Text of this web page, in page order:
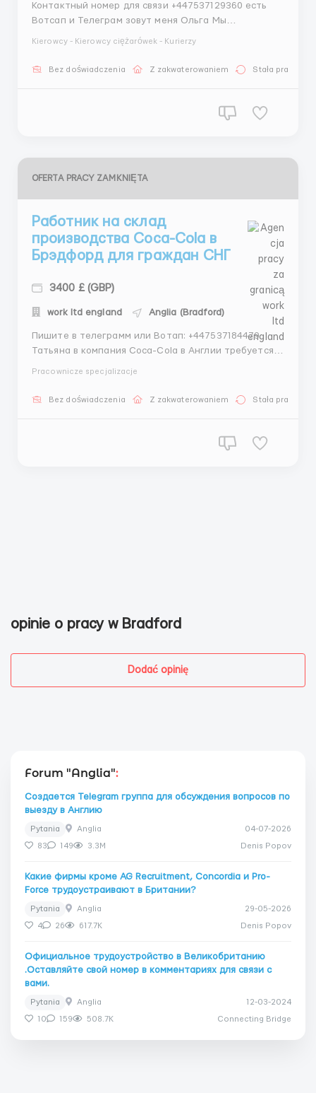
Контактный номер для связи +447537129360 есть
Вотсап и Телеграм зовут меня Ольга Мы
предлагаем Вам вакансию водителя погрузчика.
Высокаяя зароботная плата. Жильё
Kierowcy - Kierowcy ciężarówek - Kurierzy
Bez doświadczenia Z zakwaterowaniem Stała praca
OFERTA PRACY ZAMKNIĘTA
Работник на склад
производства Coca-Cola в
Брэдфорд для граждан СНГ
3400 £ (GBP)
work ltd england Anglia (Bradford)
Пишите в телеграмм или Вотап: +447537184479
Татьяна ️в компания Coca-Cola в Англии требуется
товара • Упаковка товара в картонные коробки •
Pracownicze specjalizacje
Bez doświadczenia Z zakwaterowaniem Stała praca
opinie o pracy w Bradford
Dodać opinię
Forum "Anglia":
Создается Telegram группа для обсуждения вопросов по
выезду в Англию
Pytania Anglia 04-07-2026
83 149 3.3M Denis Popov
Какие фирмы кроме AG Recruitment, Concordia и Pro-
Force трудоустраивают в Британии?
Pytania Anglia 29-05-2026
4 26 617.7K Denis Popov
Официальное трудоустройство в Великобританию
.Оставляйте свой номер в комментариях для связи с
вами.
Pytania Anglia 12-03-2024
10 159 508.7K Connecting Bridge